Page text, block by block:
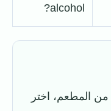
alcohol?
المطعم، اختر